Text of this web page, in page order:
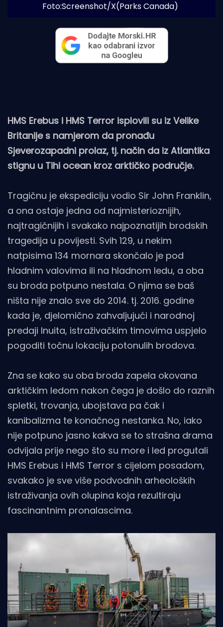
Foto:Screenshot/X(Parks Canada)
HMS Erebus i HMS Terror isplovili su iz Velike
Britanije s namjerom da pronađu
Sjeverozapadni prolaz, tj. način da iz Atlantika
stignu u Tihi ocean kroz arktičko područje.
Tragičnu je ekspediciju vodio Sir John Franklin,
a ona ostaje jedna od najmisterioznijih,
najtragičnijih i svakako najpoznatijih brodskih
tragedija u povijesti. Svih 129, u nekim
natpisima 134 mornara skončalo je pod
hladnim valovima ili na hladnom ledu, a oba
su broda potpuno nestala. O njima se baš
ništa nije znalo sve do 2014. tj. 2016. godine
kada je, djelomično zahvaljujući i narodnoj
predaji Inuita, istraživačkim timovima uspjelo
pogoditi točnu lokaciju potonulih brodova.
Zna se kako su oba broda zapela okovana
arktičkim ledom nakon čega je došlo do raznih
spletki, trovanja, ubojstava pa čak i
kanibalizma te konačnog nestanka. No, iako
nije potpuno jasno kakva se to strašna drama
odvijala prije nego što su more i led progutali
HMS Erebus i HMS Terror s cijelom posadom,
svakako je sve više podvodnih arheoloških
istraživanja ovih olupina koja rezultiraju
fascinantnim pronalascima.